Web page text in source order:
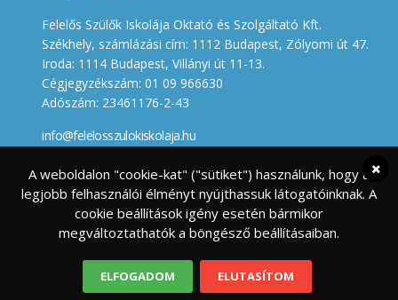
Felelős Szülők Iskolája Oktató és Szolgáltató Kft.
Székhely, számlázási cím: 1112 Budapest, Zólyomi út 47.
Iroda: 1114 Budapest, Villányi út 11-13.
Cégjegyzékszám: 01 09 966630
Adószám: 23461176-2-43
info@felelosszulokiskolaja.hu
A weboldalon "cookie-kat" ("sütiket") használunk, hogy a
legjobb felhasználói élményt nyújthassuk látogatóinknak. A
cookie beállítások igény esetén bármikor
megváltoztathatók a böngésző beállításaiban.
ELFOGADOM ELUTASÍTOM